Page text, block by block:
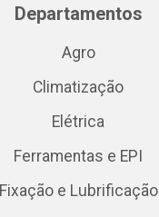
Departamentos
Agro
Climatização
Elétrica
Ferramentas e EPI
Fixação e Lubrificação